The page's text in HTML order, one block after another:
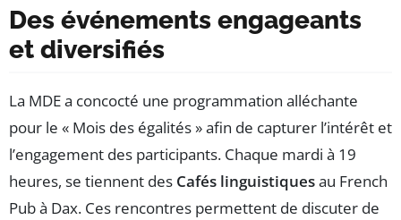
Des événements engageants
et diversifiés
La MDE a concocté une programmation alléchante
pour le « Mois des égalités » afin de capturer l’intérêt et
l’engagement des participants. Chaque mardi à 19
heures, se tiennent des Cafés linguistiquesau French
Pub à Dax. Ces rencontres permettent de discuter de